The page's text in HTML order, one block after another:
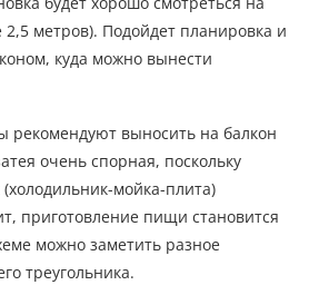
2,5 метров). Подойдет планировка и
куда можно вынести
рекомендуют выносить на балкон
очень спорная, поскольку
мойка-плита)
приготовление пищи становится
можно заметить разное
треугольника.